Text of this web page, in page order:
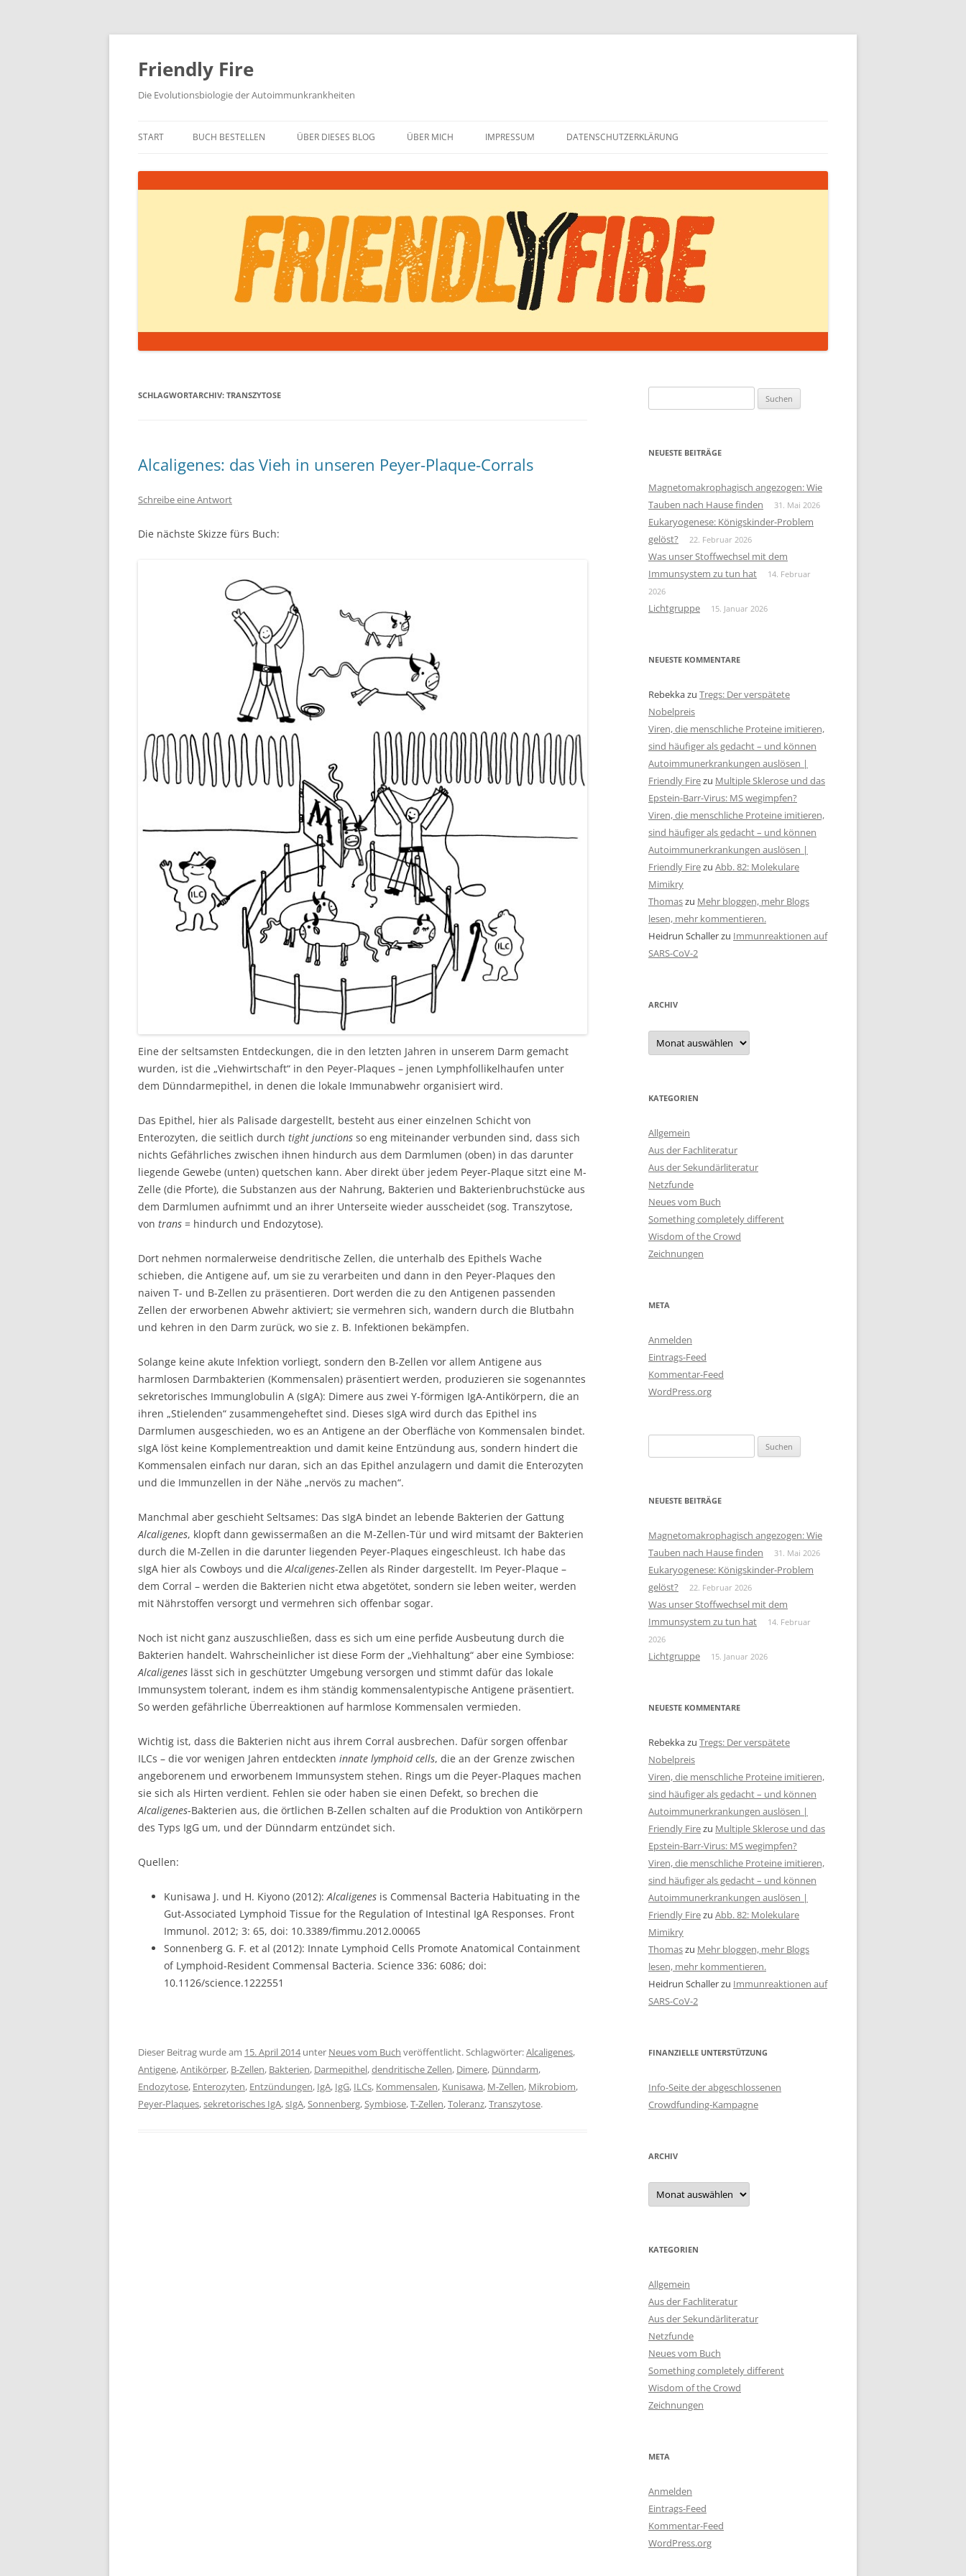
Zum
springen
Friendly Fire
Die Evolutionsbiologie der Autoimmunkrankheiten
START BUCH BESTELLEN ÜBER DIESES BLOG ÜBER MICH IMPRESSUM DATENSCHUTZERKLÄRUNG
SCHLAGWORTARCHIV: TRANSZYTOSE
Alcaligenes: das Vieh in unseren Peyer-Plaque-Corrals
Schreibe eine Antwort
Die nächste Skizze fürs Buch:
Eine der seltsamsten Entdeckungen, die in den letzten Jahren in unserem Darm gemacht
wurden, ist die „Viehwirtschaft“ in den Peyer-Plaques – jenen Lymphfollikelhaufen unter
dem Dünndarmepithel, in denen die lokale Immunabwehr organisiert wird.
Das Epithel, hier als Palisade dargestellt, besteht aus einer einzelnen Schicht von
Enterozyten, die seitlich durch tight junctions so eng miteinander verbunden sind, dass sich
nichts Gefährliches zwischen ihnen hindurch aus dem Darmlumen (oben) in das darunter
liegende Gewebe (unten) quetschen kann. Aber direkt über jedem Peyer-Plaque sitzt eine M-
Zelle (die Pforte), die Substanzen aus der Nahrung, Bakterien und Bakterienbruchstücke aus
dem Darmlumen aufnimmt und an ihrer Unterseite wieder ausscheidet (sog. Transzytose,
von trans = hindurch und Endozytose).
Dort nehmen normalerweise dendritische Zellen, die unterhalb des Epithels Wache
schieben, die Antigene auf, um sie zu verarbeiten und dann in den Peyer-Plaques den
naiven T- und B-Zellen zu präsentieren. Dort werden die zu den Antigenen passenden
Zellen der erworbenen Abwehr aktiviert; sie vermehren sich, wandern durch die Blutbahn
und kehren in den Darm zurück, wo sie z. B. Infektionen bekämpfen.
Solange keine akute Infektion vorliegt, sondern den B-Zellen vor allem Antigene aus
harmlosen Darmbakterien (Kommensalen) präsentiert werden, produzieren sie sogenanntes
sekretorisches Immunglobulin A (sIgA): Dimere aus zwei Y-förmigen IgA-Antikörpern, die an
ihren „Stielenden“ zusammengeheftet sind. Dieses sIgA wird durch das Epithel ins
Darmlumen ausgeschieden, wo es an Antigene an der Oberfläche von Kommensalen bindet.
sIgA löst keine Komplementreaktion und damit keine Entzündung aus, sondern hindert die
Kommensalen einfach nur daran, sich an das Epithel anzulagern und damit die Enterozyten
und die Immunzellen in der Nähe „nervös zu machen“.
Manchmal aber geschieht Seltsames: Das sIgA bindet an lebende Bakterien der Gattung
Alcaligenes, klopft dann gewissermaßen an die M-Zellen-Tür und wird mitsamt der Bakterien
durch die M-Zellen in die darunter liegenden Peyer-Plaques eingeschleust. Ich habe das
sIgA hier als Cowboys und die Alcaligenes-Zellen als Rinder dargestellt. Im Peyer-Plaque –
dem Corral – werden die Bakterien nicht etwa abgetötet, sondern sie leben weiter, werden
mit Nährstoffen versorgt und vermehren sich offenbar sogar.
Noch ist nicht ganz auszuschließen, dass es sich um eine perfide Ausbeutung durch die
Bakterien handelt. Wahrscheinlicher ist diese Form der „Viehhaltung“ aber eine Symbiose:
Alcaligenes lässt sich in geschützter Umgebung versorgen und stimmt dafür das lokale
Immunsystem tolerant, indem es ihm ständig kommensalentypische Antigene präsentiert.
So werden gefährliche Überreaktionen auf harmlose Kommensalen vermieden.
Wichtig ist, dass die Bakterien nicht aus ihrem Corral ausbrechen. Dafür sorgen offenbar
ILCs – die vor wenigen Jahren entdeckten innate lymphoid cells, die an der Grenze zwischen
angeborenem und erworbenem Immunsystem stehen. Rings um die Peyer-Plaques machen
sie sich als Hirten verdient. Fehlen sie oder haben sie einen Defekt, so brechen die
Alcaligenes-Bakterien aus, die örtlichen B-Zellen schalten auf die Produktion von Antikörpern
des Typs IgG um, und der Dünndarm entzündet sich.
Quellen:
Kunisawa J. und H. Kiyono (2012): Alcaligenes is Commensal Bacteria Habituating in the
Gut-Associated Lymphoid Tissue for the Regulation of Intestinal IgA Responses. Front
Immunol. 2012; 3: 65, doi: 10.3389/fimmu.2012.00065
Sonnenberg G. F. et al (2012): Innate Lymphoid Cells Promote Anatomical Containment
of Lymphoid-Resident Commensal Bacteria. Science 336: 6086; doi:
10.1126/science.1222551
Dieser Beitrag wurde am 15. April 2014unter Neues vom Buch veröffentlicht. Schlagwörter:Alcaligenes,
Antigene,Antikörper, B-Zellen, Bakterien, Darmepithel,dendritische Zellen, Dimere, Dünndarm,
Endozytose, Enterozyten, Entzündungen, IgA, IgG, ILCs, Kommensalen, Kunisawa, M-Zellen, Mikrobiom,
Peyer-Plaques,sekretorisches IgA,sIgA, Sonnenberg, Symbiose,T-Zellen,Toleranz,Transzytose.
nach:
NEUESTE BEITRÄGE
Magnetomakrophagisch angezogen: Wie
Tauben nach Hause finden
31. Mai 2026
Eukaryogenese: Königskinder-Problem
gelöst?
22. Februar 2026
Was unser Stoffwechsel mit dem
Immunsystem zu tun hat
14. Februar
2026
Lichtgruppe 15. Januar 2026
NEUESTE KOMMENTARE
Rebekkazu Tregs: Der verspätete
Nobelpreis
Viren, die menschliche Proteine imitieren,
sind häufiger als gedacht – und können
Autoimmunerkrankungen auslösen |
Friendly Firezu Multiple Sklerose und das
Epstein-Barr-Virus: MS wegimpfen?
Viren, die menschliche Proteine imitieren,
sind häufiger als gedacht – und können
Autoimmunerkrankungen auslösen |
Friendly Firezu Abb. 82: Molekulare
Mimikry
Thomaszu Mehr bloggen, mehr Blogs
lesen, mehr kommentieren.
Heidrun Schallerzu Immunreaktionen auf
SARS-CoV-2
ARCHIV
Archiv
KATEGORIEN
Allgemein
Aus der Fachliteratur
Aus der Sekundärliteratur
Netzfunde
Neues vom Buch
Something completely different
Wisdom of the Crowd
Zeichnungen
META
Anmelden
Eintrags-Feed
Kommentar-Feed
WordPress.org
nach:
NEUESTE BEITRÄGE
Magnetomakrophagisch angezogen: Wie
Tauben nach Hause finden
31. Mai 2026
Eukaryogenese: Königskinder-Problem
gelöst?
22. Februar 2026
Was unser Stoffwechsel mit dem
Immunsystem zu tun hat
14. Februar
2026
Lichtgruppe 15. Januar 2026
NEUESTE KOMMENTARE
Rebekkazu Tregs: Der verspätete
Nobelpreis
Viren, die menschliche Proteine imitieren,
sind häufiger als gedacht – und können
Autoimmunerkrankungen auslösen |
Friendly Firezu Multiple Sklerose und das
Epstein-Barr-Virus: MS wegimpfen?
Viren, die menschliche Proteine imitieren,
sind häufiger als gedacht – und können
Autoimmunerkrankungen auslösen |
Friendly Firezu Abb. 82: Molekulare
Mimikry
Thomaszu Mehr bloggen, mehr Blogs
lesen, mehr kommentieren.
Heidrun Schallerzu Immunreaktionen auf
SARS-CoV-2
FINANZIELLE UNTERSTÜTZUNG
Info-Seite der abgeschlossenen
Crowdfunding-Kampagne
ARCHIV
Archiv
KATEGORIEN
Allgemein
Aus der Fachliteratur
Aus der Sekundärliteratur
Netzfunde
Neues vom Buch
Something completely different
Wisdom of the Crowd
Zeichnungen
META
Anmelden
Eintrags-Feed
Kommentar-Feed
WordPress.org